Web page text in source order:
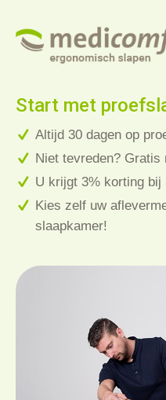
Start met
Altijd 30 dagen op
Niet tevreden? Gratis
U krijgt 3% korting bij
Kies zelf uw
slaapkamer!